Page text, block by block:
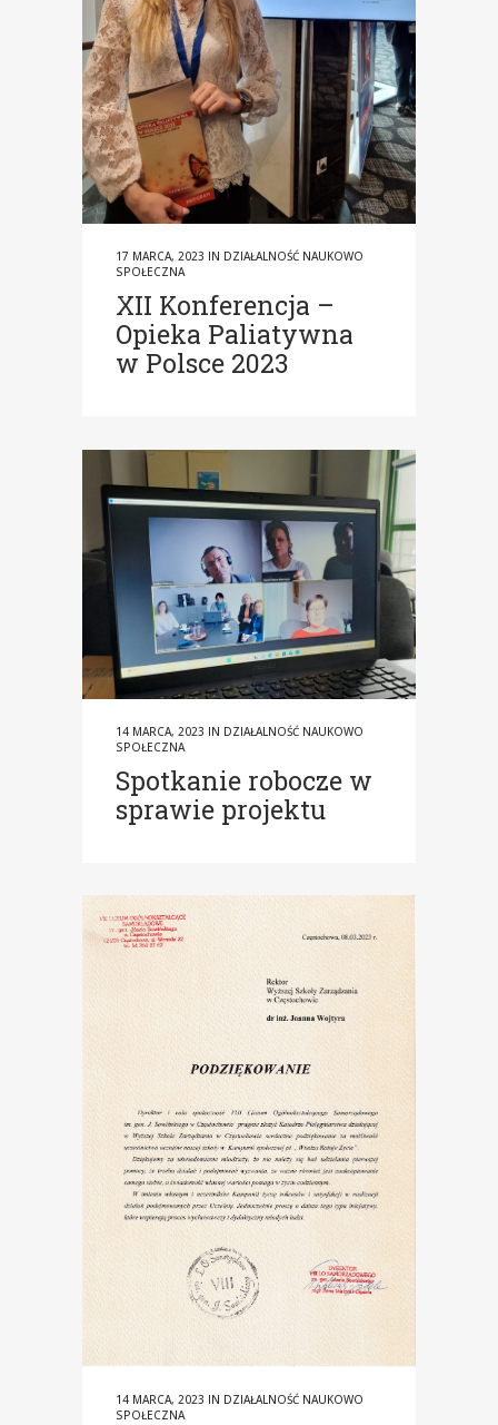
17 MARCA, 2023 IN DZIAŁALNOŚĆ NAUKOWO
SPOŁECZNA
XII Konferencja –
Opieka Paliatywna
w Polsce 2023
14 MARCA, 2023 IN DZIAŁALNOŚĆ NAUKOWO
SPOŁECZNA
Spotkanie robocze w
sprawie projektu
14 MARCA, 2023 IN DZIAŁALNOŚĆ NAUKOWO
SPOŁECZNA